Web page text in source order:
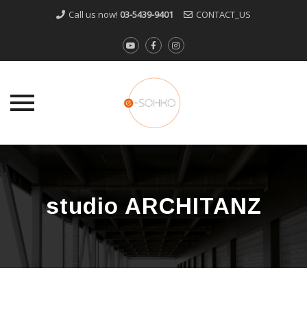
Call us now! 03-5439-9401 CONTACT_US
content
studio ARCHITANZ